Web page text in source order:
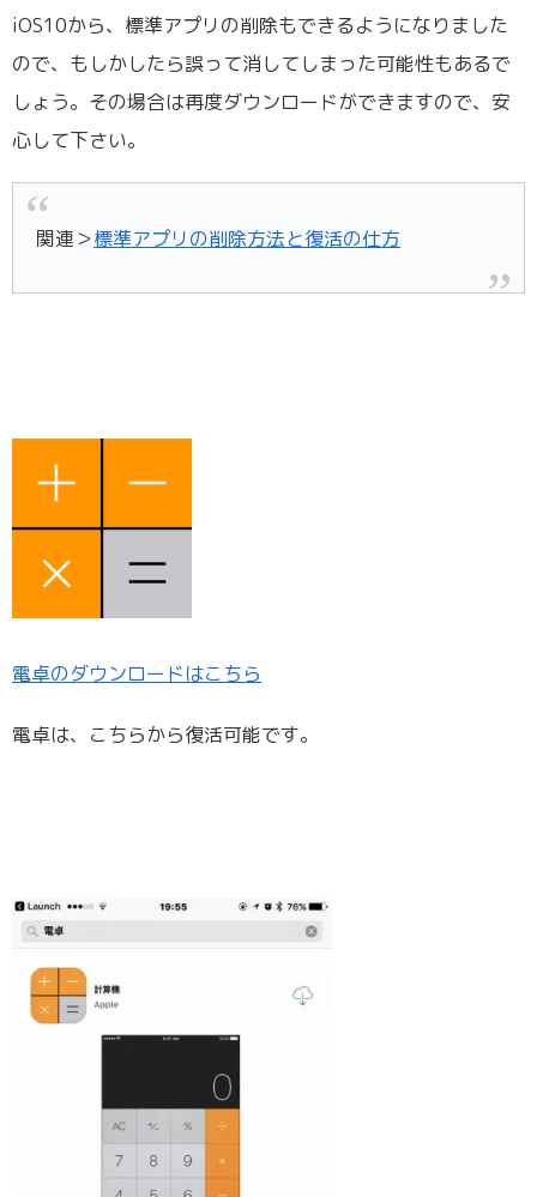
iOS10から、標準アプリの削除もできるようになりました
ので、もしかしたら誤って消してしまった可能性もあるで
しょう。その場合は再度ダウンロードができますので、安
心して下さい。
関連＞標準アプリの削除方法と復活の仕方
電卓のダウンロードはこちら
電卓は、こちらから復活可能です。